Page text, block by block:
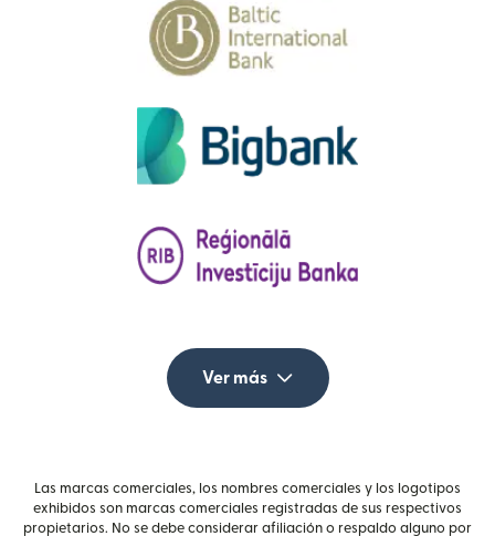
Ver más
Las marcas comerciales, los nombres comerciales y los logotipos
exhibidos son marcas comerciales registradas de sus respectivos
propietarios. No se debe considerar afiliación o respaldo alguno por